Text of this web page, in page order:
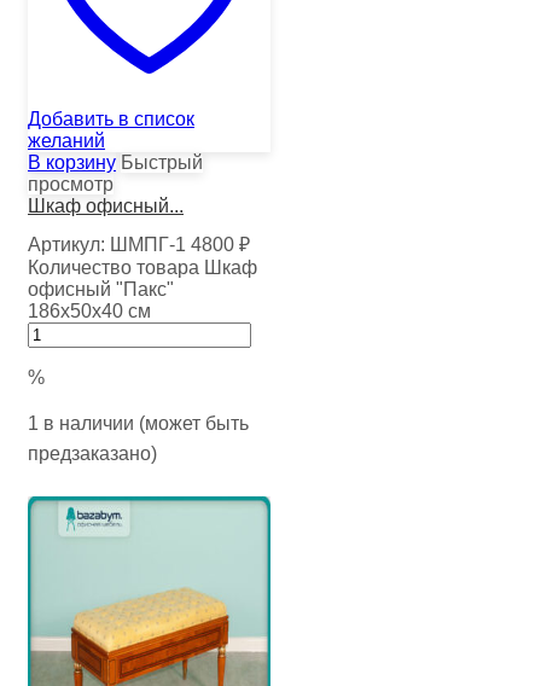
Добавить в список
желаний
В корзину Быстрый
просмотр
Шкаф офисный...
Артикул: ШМПГ-1 4800 ₽
Количество товара Шкаф
офисный "Пакс"
186х50х40 см
%
1 в наличии (может быть
предзаказано)